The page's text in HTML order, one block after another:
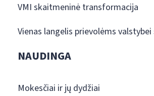
VMI skaitmeninė transformacija
Vienas langelis prievolėms
NAUDINGA
Mokesčiai ir jų dydžiai